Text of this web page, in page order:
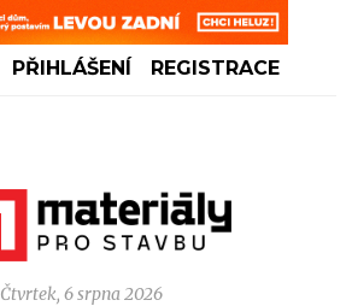
PŘIHLÁŠENÍ REGISTRACE
Čtvrtek, 6 srpna 2026